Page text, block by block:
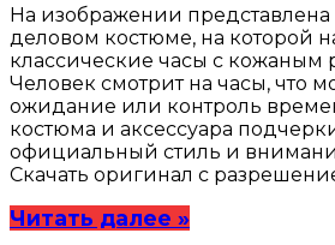
На изображении представлена
деловом костюме, на которой
классические часы с кожаным
Человек смотрит на часы, что
ожидание или контроль
костюма и аксессуара
официальный стиль и
Скачать оригинал с
Читать далее »